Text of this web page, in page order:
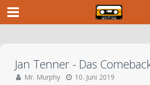
Jan Tenner - Das
Mr. Murphy 10. Juni 2019